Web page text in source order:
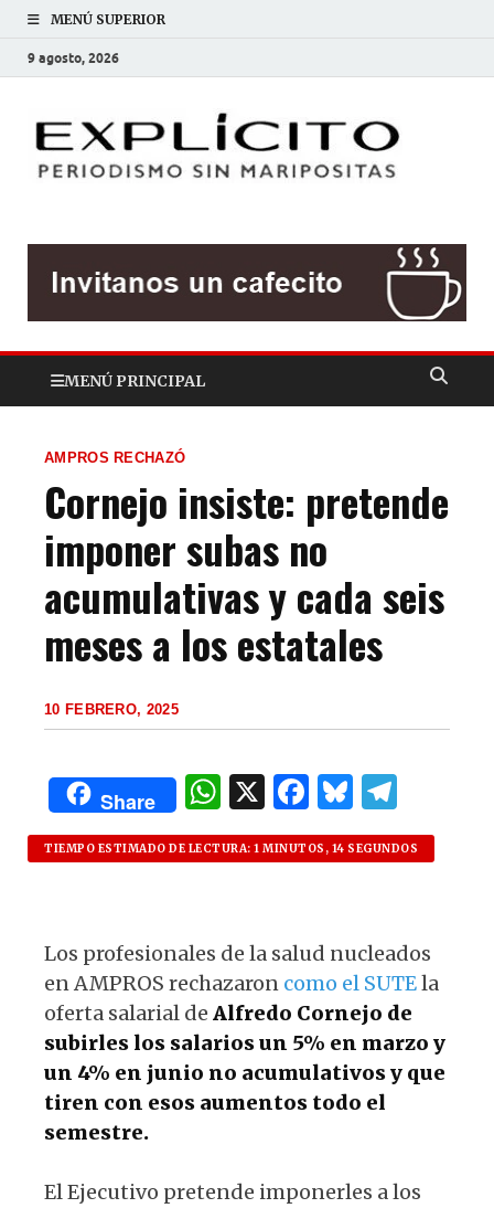
MENÚ SUPERIOR
9 agosto, 2026
MENÚ PRINCIPAL
AMPROS RECHAZÓ
Cornejo insiste: pretende
imponer subas no
acumulativas y cada seis
meses a los estatales
10 FEBRERO, 2025
Share
W
h
at
A
p
p
X F
a
c
b
o
o
k
B
lu
es
y
el
e
ra
m
TIEMPO ESTIMADO DE LECTURA: 1 MINUTOS, 14 SEGUNDOS
Los profesionales de la salud nucleados
en AMPROS rechazaron como el SUTEla
oferta salarial de Alfredo Cornejo de
subirles los salarios un 5% en marzo y
un 4% en junio no acumulativos y que
tiren con esos aumentos todo el
semestre.
El Ejecutivo pretende imponerles a los